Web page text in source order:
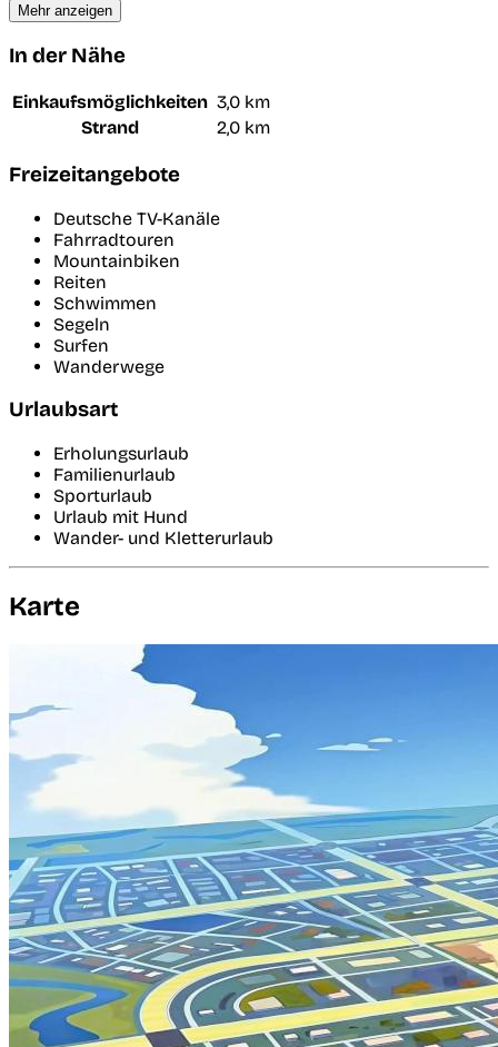
Mehr anzeigen
In der Nähe
Einkaufsmöglichkeiten 3,0 km
Strand
2,0 km
Freizeitangebote
Deutsche TV-Kanäle
Fahrradtouren
Mountainbiken
Reiten
Schwimmen
Segeln
Surfen
Wanderwege
Urlaubsart
Erholungsurlaub
Familienurlaub
Sporturlaub
Urlaub mit Hund
Wander- und Kletterurlaub
Karte